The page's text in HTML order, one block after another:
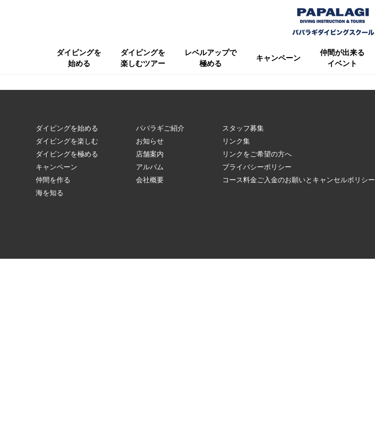
ダイビングを
始める
ダイビングを
楽しむツアー
レベルアップで
極める
キャンペーン
仲間が出来る
イベント
ダイビングを始める
ダイビングを楽しむ
ダイビングを極める
キャンペーン
仲間を作る
海を知る
パパラギご紹介
お知らせ
店舗案内
アルバム
会社概要
スタッフ募集
リンク集
リンクをご希望の方へ
プライバシーポリシー
コース料金ご入金のお願いとキャンセルポリシー